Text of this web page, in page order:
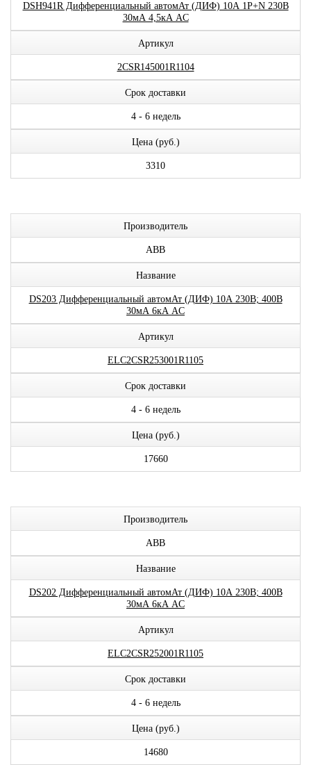
DSH941R Дифференциальный автомАт (ДИФ) 10А 1P+N 230В
30мА 4,5кА AC
Артикул
2CSR145001R1104
Срок доставки
4 - 6 недель
Цена (руб.)
3310
Производитель
ABB
Название
DS203 Дифференциальный автомАт (ДИФ) 10А 230В; 400В
30мА 6кА AC
Артикул
ELC2CSR253001R1105
Срок доставки
4 - 6 недель
Цена (руб.)
17660
Производитель
ABB
Название
DS202 Дифференциальный автомАт (ДИФ) 10А 230В; 400В
30мА 6кА AC
Артикул
ELC2CSR252001R1105
Срок доставки
4 - 6 недель
Цена (руб.)
14680